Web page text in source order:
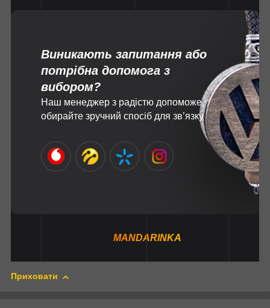
Виникають запитання або
потрібна допомога з
вибором?
Наш менеджер з радістю допоможе,
обирайте зручний спосіб для зв’язку
MANDARINKA
Приховати